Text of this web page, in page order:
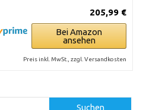
205,99 €
Bei Amazon
ansehen
Preis inkl. MwSt., zzgl. Versandkosten
Suchen